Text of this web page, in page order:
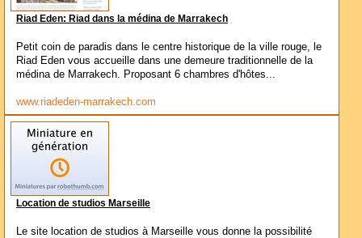
Riad Eden: Riad dans la médina de Marrakech
Petit coin de paradis dans le centre historique de la ville rouge, le
Riad Eden vous accueille dans une demeure traditionnelle de la
médina de Marrakech. Proposant 6 chambres d'hôtes...
www.riadeden-marrakech.com
Location de studios Marseille
Le site location de studios à Marseille vous donne la possibilité